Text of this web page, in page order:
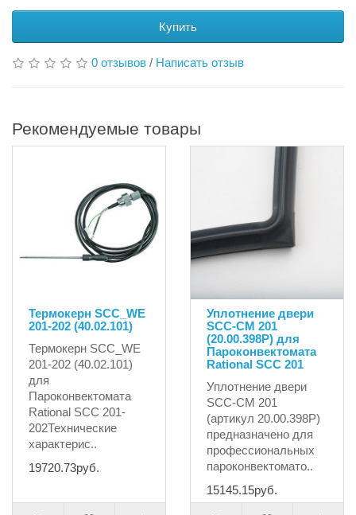
Купить
0 отзывов / Написать отзыв
Рекомендуемые товары
Термокерн SCC_WE
201-202 (40.02.101)
Термокерн SCC_WE
201-202 (40.02.101)
для
Пароконвектомата
Rational SCC 201-
202Технические
характерис..
19720.73руб.
Уплотнение двери
SCC-CM 201
(20.00.398P) для
Пароконвектомата
Rational SCC 201
Уплотнение двери
SCC-CM 201
(артикул 20.00.398P)
предназначено для
профессиональных
пароконвектомато..
15145.15руб.